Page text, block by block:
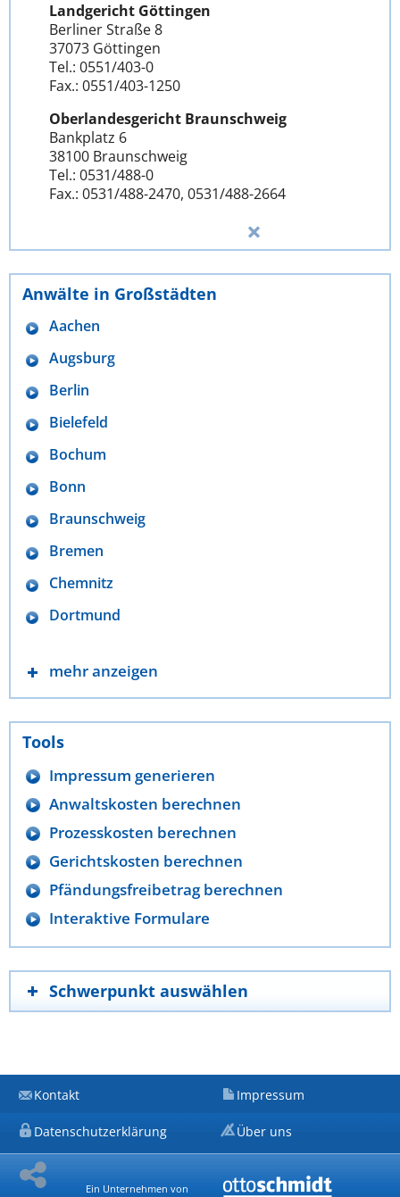
Landgericht Göttingen
Berliner Straße 8
37073 Göttingen
Tel.: 0551/403-0
Fax.: 0551/403-1250
Oberlandesgericht Braunschweig
Bankplatz 6
38100 Braunschweig
Tel.: 0531/488-0
Fax.: 0531/488-2470, 0531/488-2664
Anwälte in Großstädten
Aachen
Augsburg
Berlin
Bielefeld
Bochum
Bonn
Braunschweig
Bremen
Chemnitz
Dortmund
mehr anzeigen
Tools
Impressum generieren
Anwaltskosten berechnen
Prozesskosten berechnen
Gerichtskosten berechnen
Pfändungsfreibetrag berechnen
Interaktive Formulare
Schwerpunkt auswählen
Kontakt Impressum
Datenschutzerklärung Über uns
Ein Unternehmen von